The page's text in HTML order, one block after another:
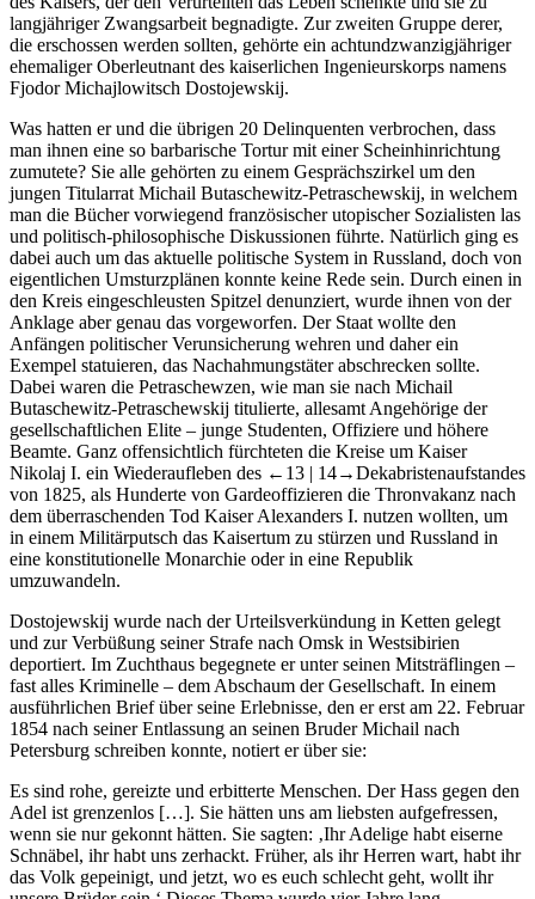
langjähriger Zwangsarbeit begnadigte. Zur zweiten Gruppe derer,
die erschossen werden sollten, gehörte ein achtundzwanzigjähriger
ehemaliger Oberleutnant des kaiserlichen Ingenieurskorps namens
Fjodor Michajlowitsch Dostojewskij.
Was hatten er und die übrigen 20 Delinquenten verbrochen, dass
man ihnen eine so barbarische Tortur mit einer Scheinhinrichtung
zumutete? Sie alle gehörten zu einem Gesprächszirkel um den
jungen Titularrat Michail Butaschewitz-Petraschewskij, in welchem
man die Bücher vorwiegend französischer utopischer Sozialisten las
und politisch-philosophische Diskussionen führte. Natürlich ging es
dabei auch um das aktuelle politische System in Russland, doch von
eigentlichen Umsturzplänen konnte keine Rede sein. Durch einen in
den Kreis eingeschleusten Spitzel denunziert, wurde ihnen von der
Anklage aber genau das vorgeworfen. Der Staat wollte den
Anfängen politischer Verunsicherung wehren und daher ein
Exempel statuieren, das Nachahmungstäter abschrecken sollte.
Dabei waren die Petraschewzen, wie man sie nach Michail
Butaschewitz-Petraschewskij titulierte, allesamt Angehörige der
gesellschaftlichen Elite – junge Studenten, Offiziere und höhere
Beamte. Ganz offensichtlich fürchteten die Kreise um Kaiser
Nikolaj I. ein Wiederaufleben des ←13 | 14→Dekabristenaufstandes
von 1825, als Hunderte von Gardeoffizieren die Thronvakanz nach
dem überraschenden Tod Kaiser Alexanders I. nutzen wollten, um
in einem Militärputsch das Kaisertum zu stürzen und Russland in
eine konstitutionelle Monarchie oder in eine Republik
umzuwandeln.
Dostojewskij wurde nach der Urteilsverkündung in Ketten gelegt
und zur Verbüßung seiner Strafe nach Omsk in Westsibirien
deportiert. Im Zuchthaus begegnete er unter seinen Mitsträflingen –
fast alles Kriminelle – dem Abschaum der Gesellschaft. In einem
ausführlichen Brief über seine Erlebnisse, den er erst am 22. Februar
1854 nach seiner Entlassung an seinen Bruder Michail nach
Petersburg schreiben konnte, notiert er über sie:
Es sind rohe, gereizte und erbitterte Menschen. Der Hass gegen den
Adel ist grenzenlos […]. Sie hätten uns am liebsten aufgefressen,
wenn sie nur gekonnt hätten. Sie sagten: ‚Ihr Adelige habt eiserne
Schnäbel, ihr habt uns zerhackt. Früher, als ihr Herren wart, habt ihr
das Volk gepeinigt, und jetzt, wo es euch schlecht geht, wollt ihr